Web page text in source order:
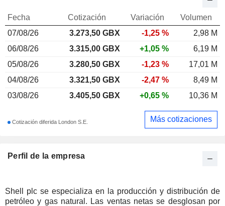
Perfil de la empresa
Shell plc se especializa en la producción y distribución de
petróleo y gas natural. Las ventas netas se desglosan por
Fecha Cotización Variación
Volumen
07/08/26
3.273,50 GBX -1,25 %
2,98 M
06/08/26
3.315,00 GBX +1,05 %
6,19 M
05/08/26
3.280,50 GBX -1,23 %
17,01 M
04/08/26
3.321,50 GBX -2,47 %
8,49 M
03/08/26
3.405,50 GBX +0,65 % 10,36 M
Cotización diferida London S.E. Más cotizaciones